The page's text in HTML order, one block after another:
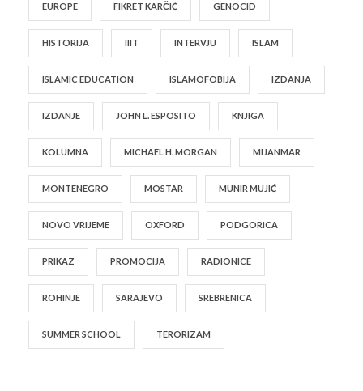
EUROPE FIKRET KARČIĆ GENOCID
HISTORIJA IIIT INTERVJU ISLAM
ISLAMIC EDUCATION ISLAMOFOBIJA IZDANJA
IZDANJE JOHN L. ESPOSITO KNJIGA
KOLUMNA MICHAEL H. MORGAN MIJANMAR
MONTENEGRO MOSTAR MUNIR MUJIĆ
NOVO VRIJEME OXFORD PODGORICA
PRIKAZ PROMOCIJA RADIONICE
ROHINJE SARAJEVO SREBRENICA
SUMMER SCHOOL TERORIZAM